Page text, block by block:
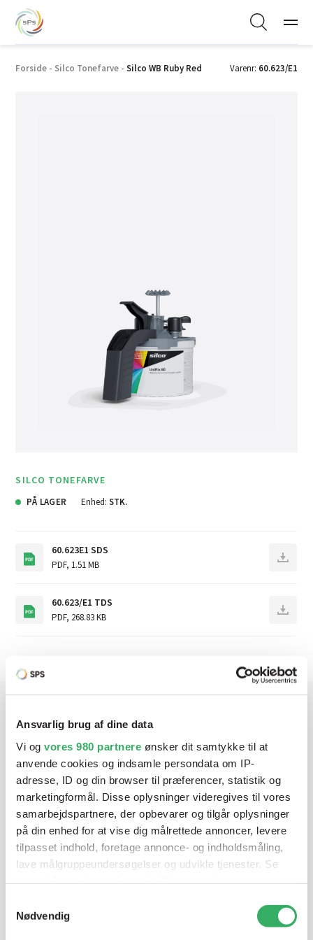
Ansvarlig brug af dine data
Vi og vores 980 partnere ønsker dit samtykke til at
anvende cookies og indsamle persondata om IP-
adresse, ID og din browser til præferencer, statistik og
marketingformål. Disse oplysninger videregives til vores
samarbejdspartnere, der opbevarer og tilgår oplysninger
på din enhed for at vise dig målrettede annoncer, levere
tilpasset indhold, foretage annonce- og indholdsmåling,
lave målgruppeundersøgelser og udvikle tjenester. Se
tilbage eller ændre indstillinger fra vores
"Cookiedeklaration", eller ved at trykke på "Privacy
Nødvendig
Forside - Silco Tonefarve - Silco WB Ruby Red Varenr: 60.623/E1
SILCO TONEFARVE
PÅ LAGER Enhed: STK.
60.623E1 SDS
PDF, 1.51 MB
60.623/E1 TDS
PDF, 268.83 KB
Har du brug for hjælp? Vi sidder
klar ved telefonen
Vi tilbyder et bredt sortiment af produkter til
autolakering. Lige meget om du skal bruge en enkelt farve,
en sprøjtepistol eller om du har behov for en
blandeanlægsløsning, kan vi hjælpe dig.